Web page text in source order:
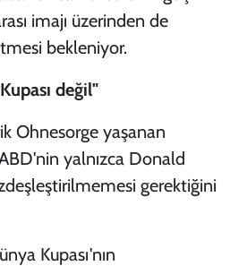
imajı üzerinden de
bekleniyor.
değil"
Ohnesorge yaşanan
yalnızca Donald
gerektiğini
Kupası'nın